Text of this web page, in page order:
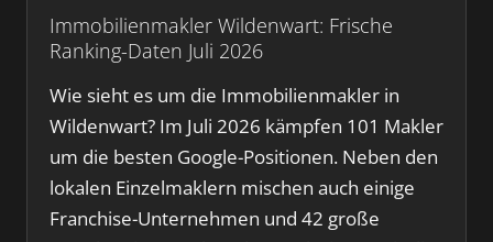
Immobilienmakler Wildenwart: Frische
Ranking-Daten Juli 2026
Wie sieht es um die Immobilienmakler in
Wildenwart? Im Juli 2026 kämpfen 101 Makler
um die besten Google-Positionen. Neben den
lokalen Einzelmaklern mischen auch einige
Franchise-Unternehmen und 42 große